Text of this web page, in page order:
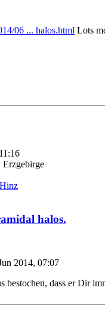
06 ... halos.html Lots
Erzgebirge
halos.
2014, 07:07
bestochen, dass er Dir